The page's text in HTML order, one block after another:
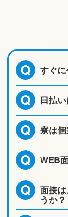
Q すぐ
Q 日払
Q 寮は
Q WEB
Q 面接
うか？